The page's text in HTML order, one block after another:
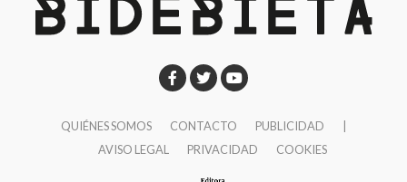
QUIÉNES SOMOS CONTACTO PUBLICIDAD
AVISO LEGAL
PRIVACIDAD COOKIES